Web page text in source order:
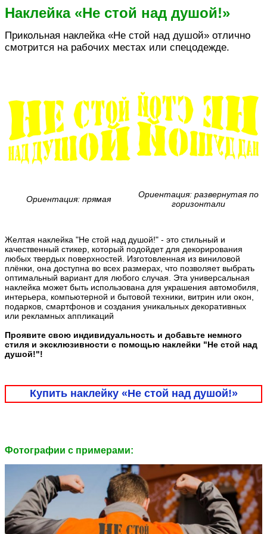
Наклейка «Не стой над душой!»
Прикольная наклейка «Не стой над душой» отлично
смотрится на рабочих местах или спецодежде.
Ориентация: прямая
Ориентация: развернутая по
горизонтали
Желтая наклейка "Не стой над душой!" - это стильный и
качественный стикер, который подойдет для декорирования
любых твердых поверхностей. Изготовленная из виниловой
плёнки, она доступна во всех размерах, что позволяет выбрать
оптимальный вариант для любого случая. Эта универсальная
наклейка может быть использована для украшения автомобиля,
интерьера, компьютерной и бытовой техники, витрин или окон,
подарков, смартфонов и создания уникальных декоративных
или рекламных аппликаций
Проявите свою индивидуальность и добавьте немного
стиля и эксклюзивности с помощью наклейки "Не стой над
душой!"!
Купить наклейку «Не стой над душой!»
Фотографии c примерами: